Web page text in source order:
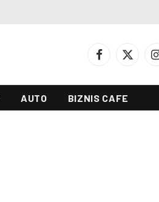
Facebook
X
AUTO BIZNIS CAFE